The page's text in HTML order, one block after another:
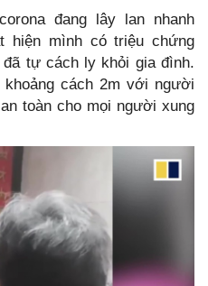
đang lây lan nhanh
hiện mình có triệu chứng
tự cách ly khỏi gia đình.
cách 2m với người
toàn cho mọi người xung